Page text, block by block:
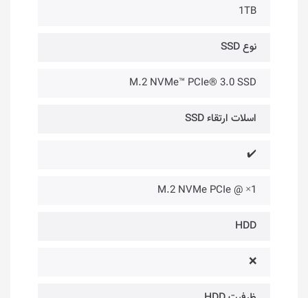
1TB
نوع SSD
M.2 NVMe™ PCIe® 3.0 SSD
اسلات ارتقاء SSD
✔️
1× @ M.2 NVMe PCIe
HDD
❌